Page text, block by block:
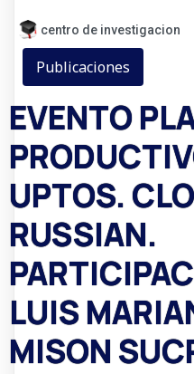
centro de investigacion
Publicaciones
EVENTO
UPTOS.
RUSSIAN.
LUIS
MISON